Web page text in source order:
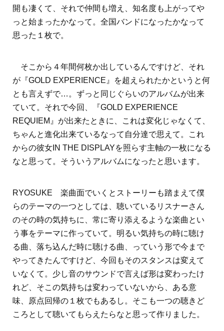
開も凄くて、それで仲間も増え、知名度も上がってや
っと始まったかなって。全国バンドになったかなって
思った１枚で。
そこから４年間何枚か出しているんですけど、それ
が『GOLD EXPERIENCE』を超えられたかというと何
とも言えずで…。ずっと同じぐらいのアルバムが出来
ていて。それで今回、『GOLD EXPERIENCE
REQUIEM』が出来たときに、これは変化じゃなくて、
ちゃんと進化出来ているなって自分達で思えて。これ
からの彼女IN THE DISPLAYを照らす主軸の一枚になる
なと思って。そういうアルバムになったと思います。
RYOSUKE 楽曲面でいくとストーリーも踏まえて僕
らのテーマの一つとしては、聴いているリスナーさん
のその時の気持ちに、常に寄り添えるような楽曲とい
う事をテーマに作っていて。明るい気持ちの時に聴け
る曲、落ち込んだ時に聴ける曲、っていう形で今まで
やってきたんですけど、今回もそのスタンスは変えて
いなくて。少し音のサウンドで言えば形は変わったけ
れど、そこの気持ちは変わっていないから、ある意
味、原点回帰の１枚でもあるし。そこも一つの聴きど
ころとして聴いてもらえたらなと思って作りました。